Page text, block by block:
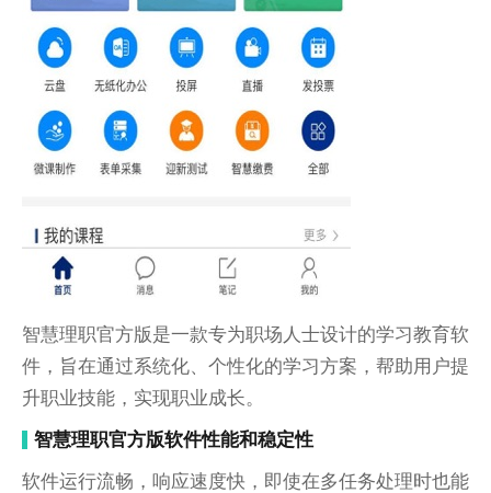
智慧理职官方版是一款专为职场人士设计的学习教育软
件，旨在通过系统化、个性化的学习方案，帮助用户提
升职业技能，实现职业成长。
智慧理职官方版软件性能和稳定性
软件运行流畅，响应速度快，即使在多任务处理时也能